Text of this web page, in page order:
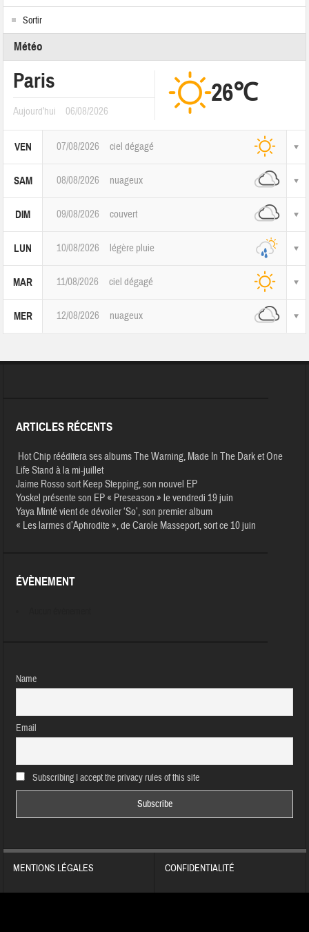
Sortir
Météo
Paris
Aujourd'hui 06/08/2026
26℃
VEN 07/08/2026 ciel dégagé
SAM 08/08/2026 nuageux
DIM 09/08/2026 couvert
LUN 10/08/2026 légère pluie
MAR 11/08/2026 ciel dégagé
MER 12/08/2026 nuageux
ARTICLES RÉCENTS
Hot Chip rééditera ses albums The Warning, Made In The Dark et One
Life Stand à la mi-juillet
Jaime Rosso sort Keep Stepping, son nouvel EP
Yoskel présente son EP « Preseason » le vendredi 19 juin
Yaya Minté vient de dévoiler ‘So’, son premier album
« Les larmes d’Aphrodite », de Carole Masseport, sort ce 10 juin
ÉVÈNEMENT
Name
Email
Subscribing I accept the privacy rules of this site
MENTIONS LÉGALES CONFIDENTIALITÉ